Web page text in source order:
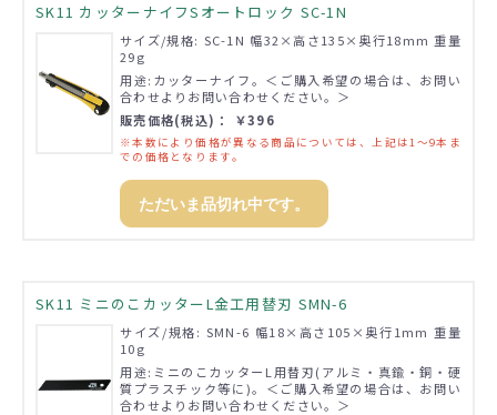
SK11 カッターナイフSオートロック SC-1N
サイズ/規格: SC-1N 幅32×高さ135×奥行18mm 重量
29g
用途:カッターナイフ。＜ご購入希望の場合は、お問い
合わせよりお問い合わせください。＞
販売価格(税込)： ￥396
※本数により価格が異なる商品については、上記は1～9本ま
での価格となります。
ただいま品切れ中です。
SK11 ミニのこカッターL金工用替刃 SMN-6
サイズ/規格: SMN-6 幅18×高さ105×奥行1mm 重量
10g
用途:ミニのこカッターL用替刃(アルミ・真鍮・銅・硬
質プラスチック等に)。＜ご購入希望の場合は、お問い
合わせよりお問い合わせください。＞